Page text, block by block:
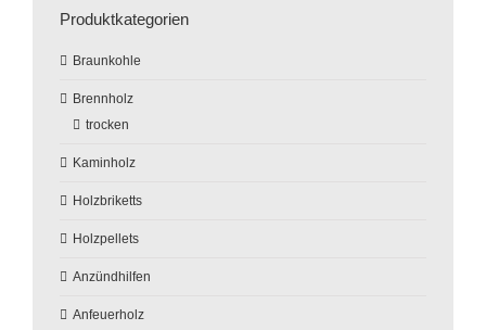
Produktkategorien
Braunkohle
Brennholz
trocken
Kaminholz
Holzbriketts
Holzpellets
Anzündhilfen
Anfeuerholz